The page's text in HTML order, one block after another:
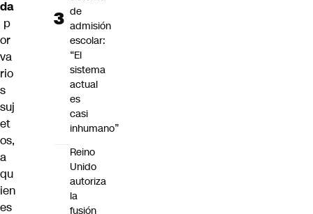
da
p
or
va
rio
s
suj
et
os,
a
qu
ien
es
de
admisión
escolar:
“El
sistema
actual
es
casi
inhumano”
Reino
Unido
autoriza
la
fusión